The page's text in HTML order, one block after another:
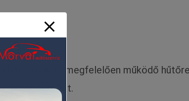
Egy nem megfelelően működő
okozhat.